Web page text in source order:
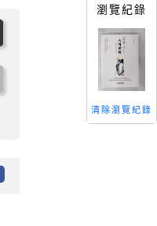
瀏覽紀錄
清除瀏覽紀錄